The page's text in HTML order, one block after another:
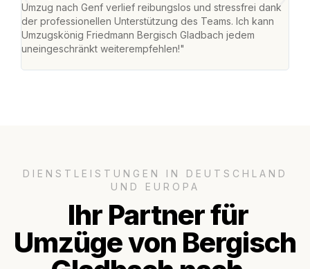
Umzug nach Genf verlief reibungslos und stressfrei dank
der professionellen Unterstützung des Teams. Ich kann
Umzugskönig Friedmann Bergisch Gladbach jedem
uneingeschränkt weiterempfehlen!"
DIENSTLEISTUNGEN IN DEUTSCHLAND
UND EUROPA
Ihr Partner für
Umzüge von Bergisch